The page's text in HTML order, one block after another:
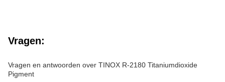
Vragen:
Vragen en antwoorden over TINOX R-2180 Titaniumdioxide
Pigment